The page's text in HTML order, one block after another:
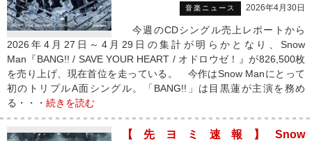
音楽ニュース 2026年4月30日
今週のCDシングル売上レポートから
2026年4月27日～4月29日の集計が明らかとなり、Snow
Man『BANG!! / SAVE YOUR HEART / オドロウゼ！』が826,500枚
を売り上げ、現在首位を走っている。 今作はSnow Manにとって
初のトリプルA面シングル。「BANG!!」は目黒蓮が主演を務め
る・・・ 続きを読む
【先ヨミ速報】Snow